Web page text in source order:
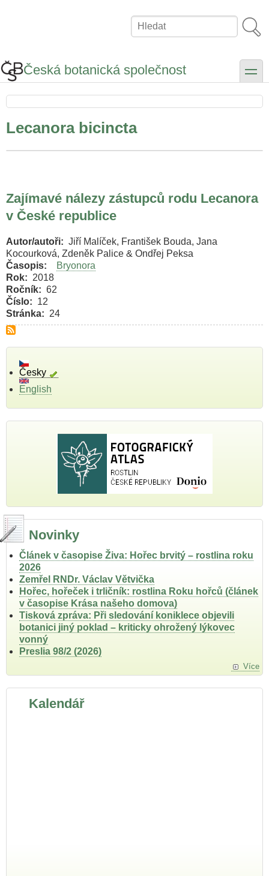
Hledat
Česká botanická společnost toggle
Lecanora bicincta
Zajímavé nálezy zástupců rodu Lecanora
v České republice
Autor/autoři
Jiří Malíček, František Bouda, Jana
Kocourková, Zdeněk Palice & Ondřej Peksa
Časopis
Bryonora
Rok
2018
Ročník
62
Číslo
12
Stránka
24
Česky
English
Novinky
Článek v časopise Živa: Hořec brvitý – rostlina roku
2026
Zemřel RNDr. Václav Větvička
Hořec, hořeček i trličník: rostlina Roku hořců (článek
v časopise Krása našeho domova)
Tisková zpráva: Při sledování koniklece objevili
botanici jiný poklad – kriticky ohrožený lýkovec
vonný
Preslia 98/2 (2026)
Více
Kalendář